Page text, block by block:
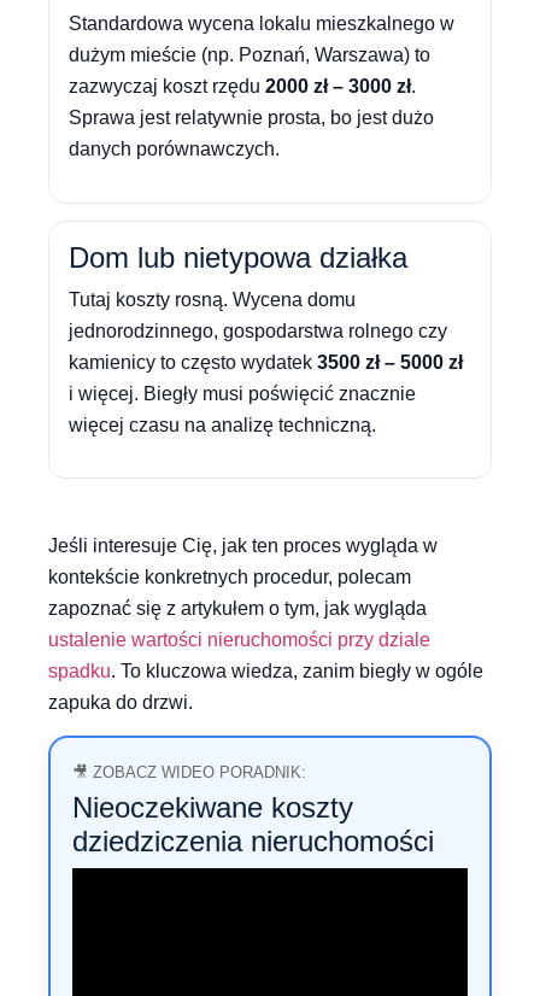
Standardowa wycena lokalu mieszkalnego w
dużym mieście (np. Poznań, Warszawa) to
zazwyczaj koszt rzędu 2000 zł – 3000 zł.
Sprawa jest relatywnie prosta, bo jest dużo
danych porównawczych.
Dom lub nietypowa działka
Tutaj koszty rosną. Wycena domu
jednorodzinnego, gospodarstwa rolnego czy
kamienicy to często wydatek 3500 zł – 5000 zł
i więcej. Biegły musi poświęcić znacznie
więcej czasu na analizę techniczną.
Jeśli interesuje Cię, jak ten proces wygląda w
kontekście konkretnych procedur, polecam
zapoznać się z artykułem o tym, jak wygląda
ustalenie wartości nieruchomości przy dziale
spadku. To kluczowa wiedza, zanim biegły w ogóle
zapuka do drzwi.
🎥 ZOBACZ WIDEO PORADNIK:
Nieoczekiwane koszty
dziedziczenia nieruchomości